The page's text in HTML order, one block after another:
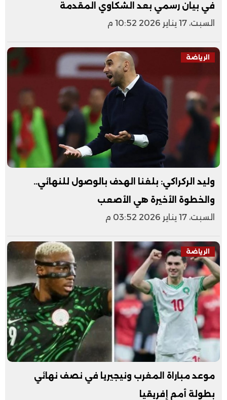
في بيان رسمي بعد الشكاوي المقدمة
السبت، 17 يناير 2026 10:52 م
الرياضة
وليد الركراكي: بلغنا الهدف بالوصول للنهائي..
والخطوة الأخيرة هي الأصعب
السبت، 17 يناير 2026 03:52 م
الرياضة
موعد مباراة المغرب ونيجيريا في نصف نهائي
بطولة أمم إفريقيا